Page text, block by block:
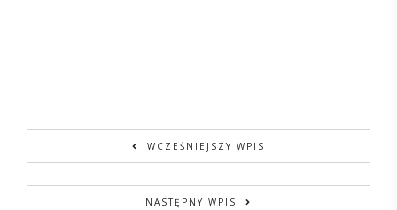
WCZEŚNIEJSZY WPIS
NASTĘPNY WPIS